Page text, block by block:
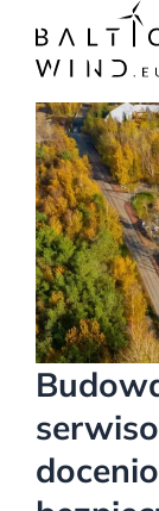
zawartości
Pokaż
większy
obrazek